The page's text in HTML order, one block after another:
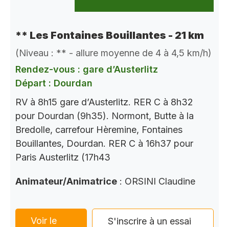
** Les Fontaines Bouillantes - 21 km
(Niveau : ** - allure moyenne de 4 à 4,5 km/h)
Rendez-vous : gare d’Austerlitz
Départ : Dourdan
RV à 8h15 gare d’Austerlitz. RER C à 8h32
pour Dourdan (9h35). Normont, Butte à la
Bredolle, carrefour Hèremine, Fontaines
Bouillantes, Dourdan. RER C à 16h37 pour
Paris Austerlitz (17h43
Animateur/Animatrice : ORSINI Claudine
Voir le
S'inscrire à un essai